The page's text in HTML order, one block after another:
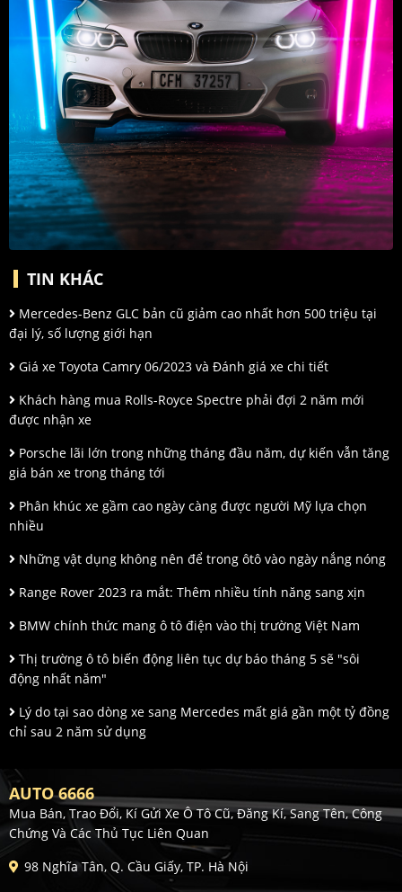
TIN KHÁC
Mercedes-Benz GLC bản cũ giảm cao nhất hơn 500 triệu tại
đại lý, số lượng giới hạn
Giá xe Toyota Camry 06/2023 và Đánh giá xe chi tiết
Khách hàng mua Rolls-Royce Spectre phải đợi 2 năm mới
được nhận xe
Porsche lãi lớn trong những tháng đầu năm, dự kiến vẫn tăng
giá bán xe trong tháng tới
Phân khúc xe gầm cao ngày càng được người Mỹ lựa chọn
nhiều
Những vật dụng không nên để trong ôtô vào ngày nắng nóng
Range Rover 2023 ra mắt: Thêm nhiều tính năng sang xịn
BMW chính thức mang ô tô điện vào thị trường Việt Nam
Thị trường ô tô biến động liên tục dự báo tháng 5 sẽ "sôi
động nhất năm"
Lý do tại sao dòng xe sang Mercedes mất giá gần một tỷ đồng
chỉ sau 2 năm sử dụng
AUTO 6666
Mua Bán, Trao Đổi, Kí Gửi Xe Ô Tô Cũ, Đăng Kí, Sang Tên, Công
Chứng Và Các Thủ Tục Liên Quan
98 Nghĩa Tân, Q. Cầu Giấy, TP. Hà Nội